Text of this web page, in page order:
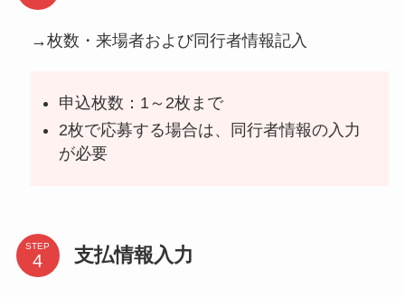
→枚数・来場者および同行者情報記入
申込枚数：1～2枚まで
2枚で応募する場合は、同行者情報の入力
が必要
STEP 支払情報入力